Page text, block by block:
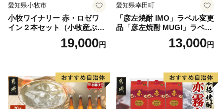
愛知県小牧市
小牧ワイナリー 赤・ロゼワ
イン２本セット（小牧産ぶど
19,000円
愛知県幸田町
「彦左焼酎 IMO」ラベル変更
品「彦左焼酎 MUGI」ラベル
変更品 飲み比べ セット 合計
2本 720ml×各1本 25度 焼酎
13,000円